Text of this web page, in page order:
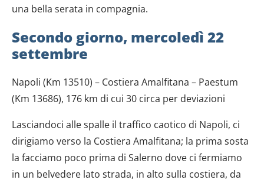
una bella serata in compagnia.
Secondo giorno, mercoledì 22
settembre
Napoli (Km 13510) – Costiera Amalfitana – Paestum
(Km 13686), 176 km di cui 30 circa per deviazioni
Lasciandoci alle spalle il traffico caotico di Napoli, ci
dirigiamo verso la Costiera Amalfitana; la prima sosta
la facciamo poco prima di Salerno dove ci fermiamo
in un belvedere lato strada, in alto sulla costiera, da